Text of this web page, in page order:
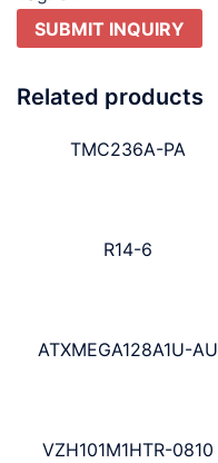
SUBMIT INQUIRY
Related products
TMC236A-PA
R14-6
ATXMEGA128A1U-AU
VZH101M1HTR-0810